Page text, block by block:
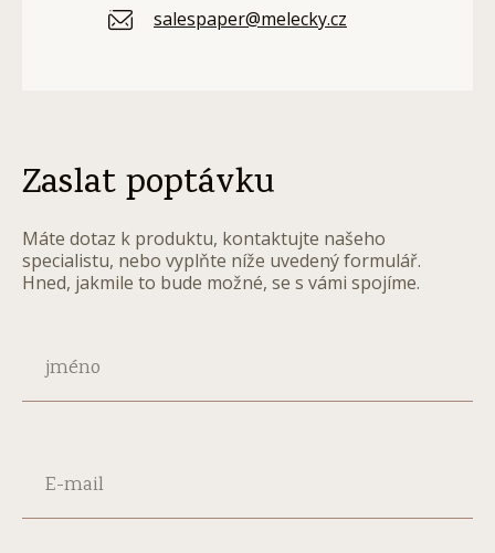
salespaper@melecky.cz
Zaslat poptávku
Máte dotaz k produktu, kontaktujte našeho
specialistu, nebo vyplňte níže uvedený formulář.
Hned, jakmile to bude možné, se s vámi spojíme.
jméno
E-mail